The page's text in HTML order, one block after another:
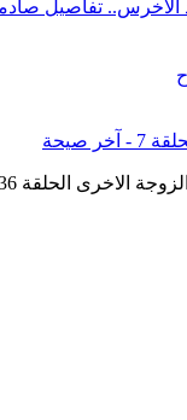
الاخرس.. تفاصيل
صيحة
الحلقة 36 […]...